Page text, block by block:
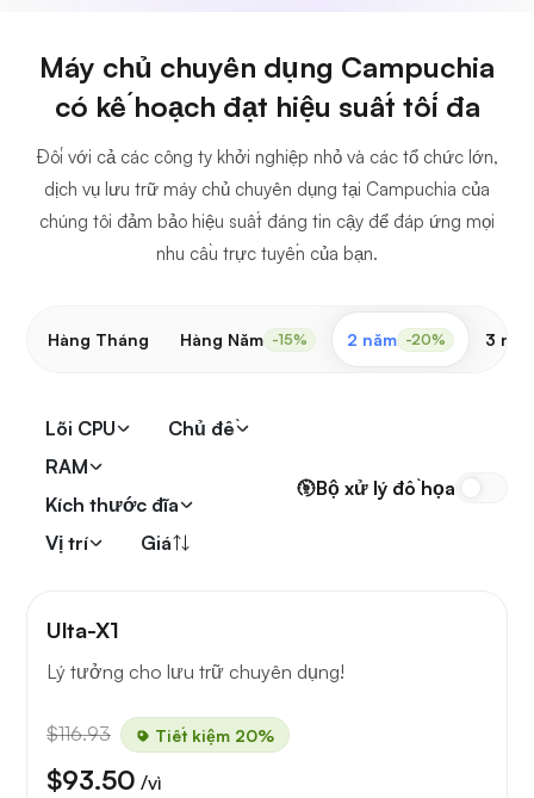
Máy chủ chuyên dụng Campuchia
có kế hoạch đạt hiệu suất tối đa
Đối với cả các công ty khởi nghiệp nhỏ và các tổ chức lớn,
dịch vụ lưu trữ máy chủ chuyên dụng tại Campuchia của
chúng tôi đảm bảo hiệu suất đáng tin cậy để đáp ứng mọi
nhu cầu trực tuyến của bạn.
Hàng Tháng Hàng Năm -15% 2 năm -20% 3 năm
Lõi CPU
Chủ đề
RAM
Kích thước đĩa
Vị trí
Giá
Bộ xử lý đồ họa
Ulta-X1
Lý tưởng cho lưu trữ chuyên dụng!
$116.93 Tiết kiệm 20%
$93.50 /vì